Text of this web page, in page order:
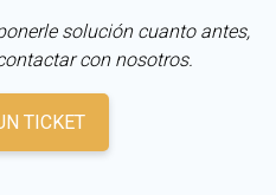
solución cuanto antes,
con nosotros.
TICKET